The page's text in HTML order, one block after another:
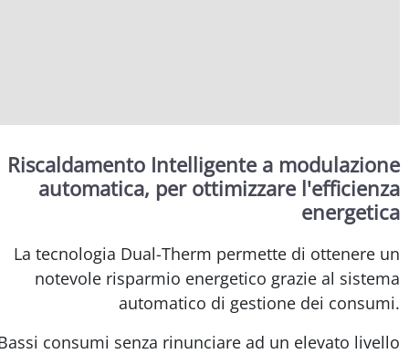
Riscaldamento Intelligente a modulazione
automatica, per ottimizzare l'efficienza
energetica
La tecnologia Dual-Therm permette di ottenere un
notevole risparmio energetico grazie al sistema
automatico di gestione dei consumi.
consumi senza rinunciare ad un elevato livello